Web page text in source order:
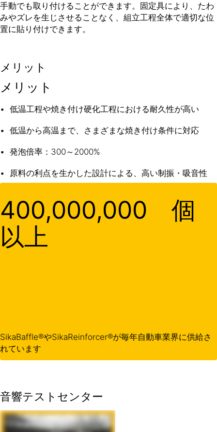
手動でも取り付けることができます。固定具により、たわ
みやズレを生じさせることなく、組立工程全体で適切な位
置に貼り付けできます。
メリット
メリット
低温工程や焼き付け硬化工程における耐久性が高い
低温から高温まで、さまざまな焼き付け条件に対応
発泡倍率：300～2000%
原料の利点を生かした設計による、高い制振・吸音性
400,000,000 個
以上
SikaBaffle®やSikaReinforcer®が毎年自動車業界に供給さ
れています
音響テストセンター